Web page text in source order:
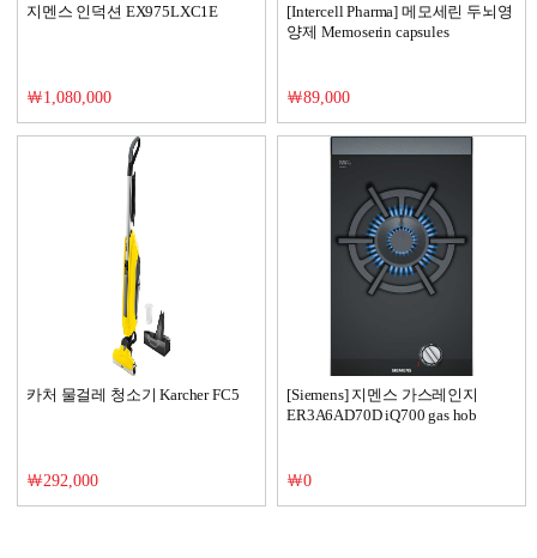
지멘스 인덕션 EX975LXC1E
￦1,080,000
[Intercell Pharma] 메모세린 두뇌영
양제 Memoserin capsules
￦89,000
카처 물걸레 청소기 Karcher FC5
￦292,000
[Siemens] 지멘스 가스레인지
ER3A6AD70D iQ700 gas hob
￦0